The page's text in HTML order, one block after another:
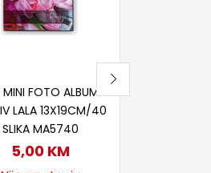
MINI FOTO ALBUM
LALA 13X19CM/40
SLIKA MA5740
5,00 KM